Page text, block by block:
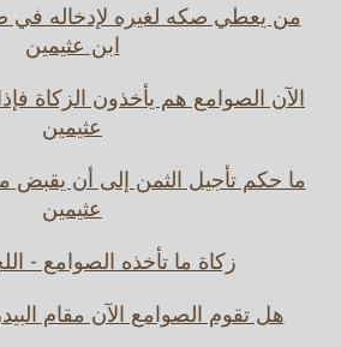
من يعطي صكه لغيره لإدخاله في
ابن عثيمين
الآن الصوامع هم يأخذون الزكاة
عثيمين
ما حكم تأجيل الثمن إلى أن يقبض
عثيمين
زكاة ما تأخذه الصوامع -
هل تقوم الصوامع الآن مقام